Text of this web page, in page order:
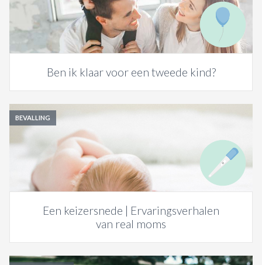
Ben ik klaar voor een tweede kind?
BEVALLING
Een keizersnede | Ervaringsverhalen
van real moms